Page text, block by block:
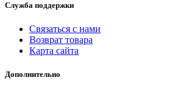
Служба поддержки
Связаться с нами
Возврат товара
Карта сайта
Дополнительно